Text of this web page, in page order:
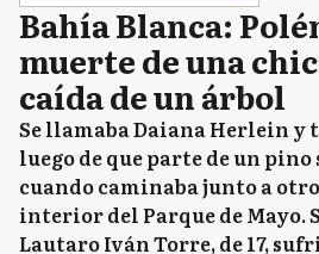
Bahía Blanca:
muerte de una
caída de un árbol
Se llamaba Daiana Herlein y
luego de que parte de un
cuando caminaba junto a
interior del Parque de Mayo.
Lautaro Iván Torre, de 17,